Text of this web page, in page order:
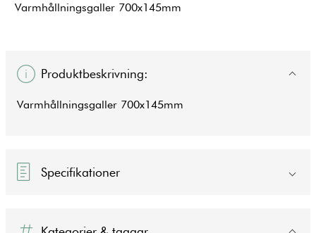
Varmhållningsgaller 700x145mm
Produktbeskrivning:
Varmhållningsgaller 700x145mm
Specifikationer